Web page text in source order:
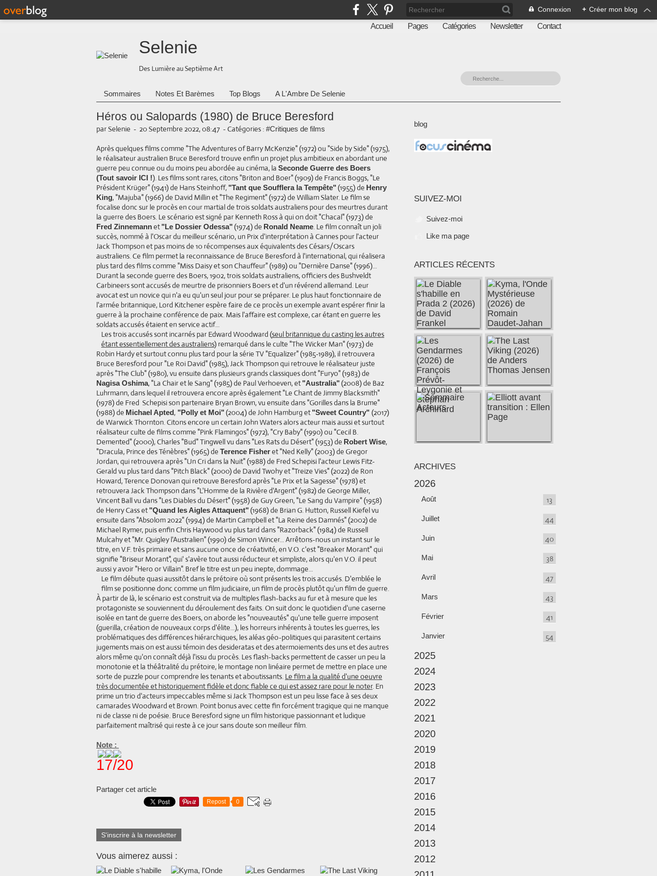
Connexion + Créer mon blog
Accueil Pages Catégories Newsletter Contact
Selenie
Des Lumière au Septième Art
Sommaires Notes Et Barèmes Top Blogs A L'Ambre De Selenie
Héros ou Salopards (1980) de Bruce Beresford
par Selenie - 20 Septembre 2022, 08:47 - Catégories : #Critiques de films
Après quelques films comme "The Adventures of Barry McKenzie" (1972) ou "Side by Side" (1975),
le réalisateur australien Bruce Beresford trouve enfin un projet plus ambitieux en abordant une
guerre peu connue ou du moins peu abordée au cinéma, la Seconde Guerre des Boers
(Tout savoir ICI !). Les films sont rares, citons "Briton and Boer" (1909) de Francis Boggs, "Le
Président Krüger" (1941) de Hans Steinhoff, "Tant que Soufflera la Tempête" (1955) de Henry
King, "Majuba" (1966) de David Millin et "The Regiment" (1972) de William Slater. Le film se
focalise donc sur le procès en cour martial de trois soldats australiens pour des meurtres durant
la guerre des Boers. Le scénario est signé par Kenneth Ross à qui on doit "Chacal" (1973) de
Fred Zinnemannet "Le Dossier Odessa" (1974) de Ronald Neame. Le film connaît un joli
succès, nommé à l'Oscar du meilleur scénario, un Prix d'interprétation à Cannes pour l'acteur
Jack Thompson et pas moins de 10 récompenses aux équivalents des Césars/Oscars
australiens. Ce film permet la reconnaissance de Bruce Beresford à l'international, qui réalisera
plus tard des films comme "Miss Daisy et son Chauffeur" (1989) ou "Dernière Danse" (1996)...
Durant la seconde guerre des Boers, 1902, trois soldats australiens, officiers des Bushveldt
Carbineers sont accusés de meurtre de prisonniers Boers et d'un révérend allemand. Leur
avocat est un novice qui n'a eu qu'un seul jour pour se préparer. Le plus haut fonctionnaire de
l'armée britannique, Lord Kitchener espère faire de ce procès un exemple avant espérer finir la
guerre à la prochaine conférence de paix. Mais l'affaire est complexe, car étant en guerre les
soldats accusés étaient en service actif...
Les trois accusés sont incarnés par Edward Woodward (seul britannique du casting les autres
étant essentiellement des australiens) remarqué dans le culte "The Wicker Man" (1973) de
Robin Hardy et surtout connu plus tard pour la série TV "Equalizer" (1985-1989), il retrouvera
Bruce Beresford pour "Le Roi David" (1985), Jack Thompson qui retrouve le réalisateur juste
après "The Club" (1980), vu ensuite dans plusieurs grands classiques dont "Furyo" (1983) de
Nagisa Oshima, "La Chair et le Sang" (1985) de Paul Verhoeven, et "Australia" (2008) de Baz
Luhrmann, dans lequel il retrouvera encore après également "Le Chant de Jimmy Blacksmith"
(1978) de Fred Schepisi son partenaire Bryan Brown, vu ensuite dans "Gorilles dans la Brume"
(1988) de Michael Apted, "Polly et Moi" (2004) de John Hamburg et "Sweet Country" (2017)
de Warwick Thornton. Citons encore un certain John Waters alors acteur mais aussi et surtout
réalisateur culte de films comme "Pink Flamingos" (1972), "Cry Baby" (1990) ou "Cecil B.
Demented" (2000), Charles "Bud" Tingwell vu dans "Les Rats du Désert" (1953) de Robert Wise,
"Dracula, Prince des Ténèbres" (1965) de Terence Fisheret "Ned Kelly" (2003) de Gregor
Jordan, qui retrouvera après "Un Cri dans la Nuit" (1988) de Fred Schepisi l'acteur Lewis Fitz-
Gerald vu plus tard dans "Pitch Black" (2000) de David Twohy et "Treize Vies" (2022) de Ron
Howard, Terence Donovan qui retrouve Beresford après "Le Prix et la Sagesse" (1978) et
retrouvera Jack Thompson dans "L'Homme de la Rivière d'Argent" (1982) de George Miller,
Vincent Ball vu dans "Les Diables du Désert" (1958) de Guy Green, "Le Sang du Vampire" (1958)
de Henry Cass et "Quand les Aigles Attaquent" (1968) de Brian G. Hutton, Russell Kiefel vu
ensuite dans "Absolom 2022" (1994) de Martin Campbell et "La Reine des Damnés" (2002) de
Michael Rymer, puis enfin Chris Haywood vu plus tard dans "Razorback" (1984) de Russell
Mulcahy et "Mr. Quigley l'Australien" (1990) de Simon Wincer... Arrêtons-nous un instant sur le
titre, en V.F. très primaire et sans aucune once de créativité, en V.O. c'est "Breaker Morant" qui
signifie "Briseur Morant", qui' s'avère tout aussi réducteur et simpliste, alors qu'en V.O. il peut
aussi y avoir "Hero or Villain". Bref le titre est un peu inepte, dommage...
Le film débute quasi aussitôt dans le prétoire où sont présents les trois accusés. D'emblée le
film se positionne donc comme un film judiciaire, un film de procès plutôt qu'un film de guerre.
À partir de là, le scénario est construit via de multiples flash-backs au fur et à mesure que les
protagoniste se souviennent du déroulement des faits. On suit donc le quotidien d'une caserne
isolée en tant de guerre des Boers, on aborde les "nouveautés" qu'une telle guerre imposent
(guerilla, création de nouveaux corps d'élite...), les horreurs inhérents à toutes les guerres, les
problématiques des différences hiérarchiques, les aléas géo-politiques qui parasitent certains
jugements mais on est aussi témoin des desideratas et des atermoiements des uns et des autres
alors même qu'on connaît déjà l'issu du procès. Les flash-backs permettent de casser un peu la
monotonie et la théâtralité du prétoire, le montage non linéaire permet de mettre en place une
sorte de puzzle pour comprendre les tenants et aboutissants. Le film a la qualité d'une oeuvre
très documentée et historiquement fidèle et donc fiable ce qui est assez rare pour le noter. En
prime un trio d'acteurs impeccables même si Jack Thompson est un peu lisse face à ses deux
camarades Woodward et Brown. Point bonus avec cette fin forcément tragique qui ne manque
ni de classe ni de poésie. Bruce Beresford signe un film historique passionnant et ludique
parfaitement maîtrisé qui reste à ce jour sans doute son meilleur film.
Note :
17/20
Partager cet article
Repost 0
S'inscrire à la newsletter
Vous aimerez aussi :
blog
SUIVEZ-MOI
Suivez-moi
Like ma page
ARTICLES RÉCENTS
ARCHIVES
2026
Août 13
Juillet 44
Juin 40
Mai 38
Avril 47
Mars 43
Février 41
Janvier 54
2025
2024
2023
2022
2021
2020
2019
2018
2017
2016
2015
2014
2013
2012